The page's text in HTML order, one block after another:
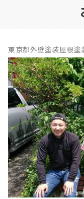
東京都外壁塗装屋根塗